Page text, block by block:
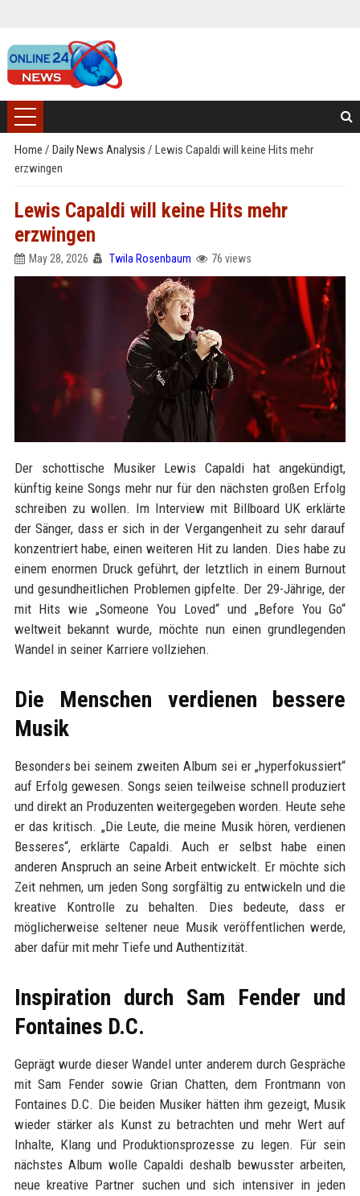
Home / Daily News Analysis / Lewis Capaldi will keine Hits mehr
erzwingen
Lewis Capaldi will keine Hits mehr
erzwingen
May 28, 2026 Twila Rosenbaum 76 views
Der schottische Musiker Lewis Capaldi hat angekündigt,
künftig keine Songs mehr nur für den nächsten großen Erfolg
schreiben zu wollen. Im Interview mit Billboard UK erklärte
der Sänger, dass er sich in der Vergangenheit zu sehr darauf
konzentriert habe, einen weiteren Hit zu landen. Dies habe zu
einem enormen Druck geführt, der letztlich in einem Burnout
und gesundheitlichen Problemen gipfelte. Der 29-Jährige, der
mit Hits wie „Someone You Loved“ und „Before You Go“
weltweit bekannt wurde, möchte nun einen grundlegenden
Wandel in seiner Karriere vollziehen.
Die Menschen verdienen bessere
Musik
Besonders bei seinem zweiten Album sei er „hyperfokussiert“
auf Erfolg gewesen. Songs seien teilweise schnell produziert
und direkt an Produzenten weitergegeben worden. Heute sehe
er das kritisch. „Die Leute, die meine Musik hören, verdienen
Besseres“, erklärte Capaldi. Auch er selbst habe einen
anderen Anspruch an seine Arbeit entwickelt. Er möchte sich
Zeit nehmen, um jeden Song sorgfältig zu entwickeln und die
kreative Kontrolle zu behalten. Dies bedeute, dass er
möglicherweise seltener neue Musik veröffentlichen werde,
aber dafür mit mehr Tiefe und Authentizität.
Inspiration durch Sam Fender und
Fontaines D.C.
Geprägt wurde dieser Wandel unter anderem durch Gespräche
mit Sam Fender sowie Grian Chatten, dem Frontmann von
Fontaines D.C. Die beiden Musiker hätten ihm gezeigt, Musik
wieder stärker als Kunst zu betrachten und mehr Wert auf
Inhalte, Klang und Produktionsprozesse zu legen. Für sein
nächstes Album wolle Capaldi deshalb bewusster arbeiten,
neue kreative Partner suchen und sich intensiver in jeden